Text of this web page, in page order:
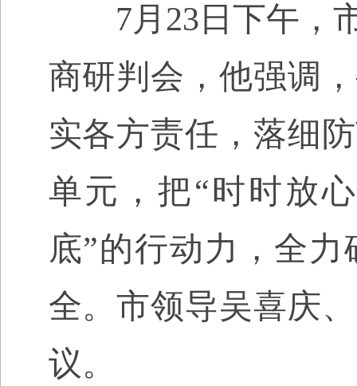
7月 23 日 下午，
商研判会，他强调
实各方责任，落细
单元， 把“时时放
底”的行动力，全
全。市领导吴喜庆
议。